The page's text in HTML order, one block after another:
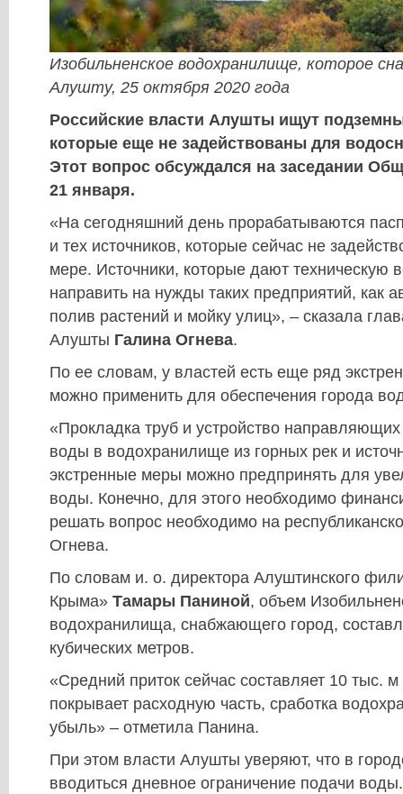
Изобильненское водохранилище, которое
Алушту, 25 октября 2020 года
Российские власти Алушты ищут
которые еще не задействованы для
Этот вопрос обсуждался на заседании
21 января.
«На сегодняшний день прорабатываются
и тех источников, которые сейчас не
мере. Источники, которые дают техническую
направить на нужды таких предприятий, как
полив растений и мойку улиц», – сказала
Алушты Галина Огнева.
По ее словам, у властей есть еще ряд
можно применить для обеспечения города
«Прокладка труб и устройство
воды в водохранилище из горных рек и
экстренные меры можно предпринять для
воды. Конечно, для этого необходимо
решать вопрос необходимо на
Огнева.
По словам и. о. директора Алуштинского
Крыма» Тамары Паниной, объем
водохранилища, снабжающего город,
кубических метров.
«Средний приток сейчас составляет 10 тыс. м
покрывает расходную часть, сработка
убыль» – отметила Панина.
При этом власти Алушты уверяют, что в
вводиться дневное ограничение подачи воды.